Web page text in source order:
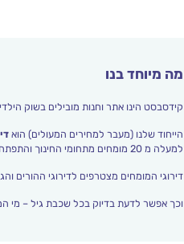
מה מיוחד בנו
קידסבסט הינו אתר וחנות מובילים בשוק
הייחוד שלנו (מעבר למחירים המעולים) הוא
למעלה מ 20 מומחים מתחומי החינוך והתפתחות הילד מדרגים אצלנו כל הזמן את עולם הילדים.
דירוגי המומחים מצטרפים לדירוגי ההורים
וכך אפשר לדעת בדיוק בכל שכבת גיל – מי